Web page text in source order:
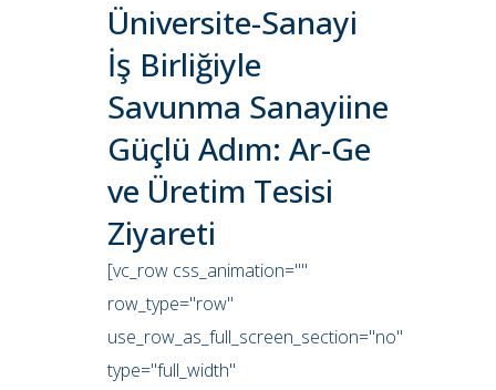
Üniversite-Sanayi
İş Birliğiyle
Savunma Sanayiine
Güçlü Adım: Ar-Ge
ve Üretim Tesisi
Ziyareti
[vc_row css_animation=""
row_type="row"
use_row_as_full_screen_section="no"
type="full_width"